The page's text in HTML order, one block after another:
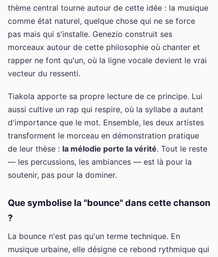
thème central tourne autour de cette idée : la musique
comme état naturel, quelque chose qui ne se force
pas mais qui s'installe. Genezio construit ses
morceaux autour de cette philosophie où chanter et
rapper ne font qu'un, où la ligne vocale devient le vrai
vecteur du ressenti.
Tiakola apporte sa propre lecture de ce principe. Lui
aussi cultive un rap qui respire, où la syllabe a autant
d'importance que le mot. Ensemble, les deux artistes
transforment le morceau en démonstration pratique
de leur thèse : la mélodie porte la vérité. Tout le reste
— les percussions, les ambiances — est là pour la
soutenir, pas pour la dominer.
Que symbolise la "bounce" dans cette chanson
?
La bounce n'est pas qu'un terme technique. En
musique urbaine, elle désigne ce rebond rythmique qui